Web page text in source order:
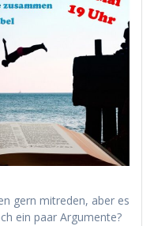
gern mitreden, aber es
ein paar Argumente?